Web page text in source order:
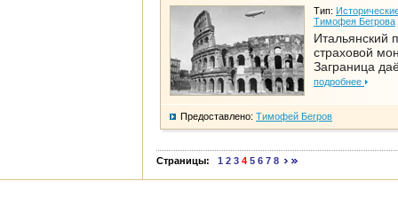
Тип:
Тимофея Бегрова
Итальянский
страховой
Заграница
подробнее
Предоставлено: Тимофей Бегров
Страницы: 1 2 3 4 5 6 7 8